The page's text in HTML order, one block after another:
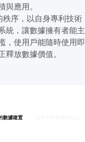
應用。
序，以自身專利技術
統，讓數據擁有者能主
，使用戶能隨時使用即
放數據價值。
數據建置